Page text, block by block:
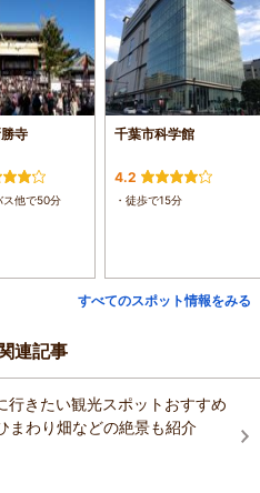
寺
ス他で50分
千葉市科学館
4.2
・徒歩で15分
すべてのスポット情報をみる
連記事
行きたい観光スポットおすすめ
まわり畑などの絶景も紹介